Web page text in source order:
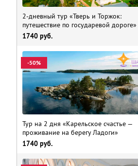
2-дневный тур «Тверь и Торжок:
путешествие по государевой дороге»
1740 руб.
-50%
Тур на 2 дня «Карельское счастье —
проживание на берегу Ладоги»
1740 руб.